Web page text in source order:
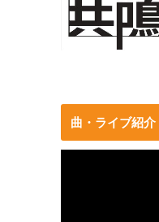
曲・ライブ紹介